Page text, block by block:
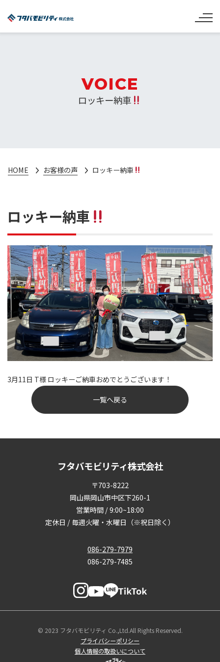
VOICE
ロッキー納車
HOME お客様の声 ロッキー納車
ロッキー納車
3月11日 T様 ロッキーご納車おめでとうございます！
一覧へ戻る
フタバモビリティ株式会社
〒703-8222
岡山県岡山市中区下260-1
営業時間 / 9:00~18:00
定休日 / 毎週火曜・水曜日（※祝日除く）
086-279-7979
086-279-7485
© 2023 フタバモビリティ Co.,Ltd.All Rights Reserved.
プライバシーポリシー
個人情報の取扱いについて